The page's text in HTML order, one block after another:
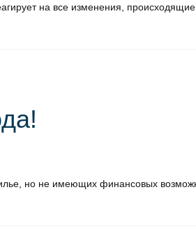
на все изменения,
но не имеющих финансовых